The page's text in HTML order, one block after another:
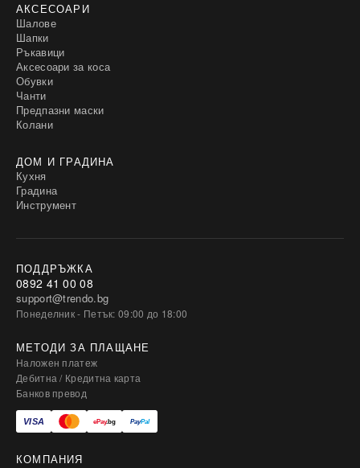
АКСЕСОАРИ
Шалове
Шапки
Ръкавици
Аксесоари за коса
Обувки
Чанти
Предпазни маски
Колани
ДОМ И ГРАДИНА
Кухня
Градина
Инструмент
ПОДДРЪЖКА
0892 41 00 08
support@trendo.bg
Понеделник - Петък: 09:00 до 18:00
МЕТОДИ ЗА ПЛАЩАНЕ
Наложен платеж
Дебитна / Кредитна карта
Банков превод
КОМПАНИЯ